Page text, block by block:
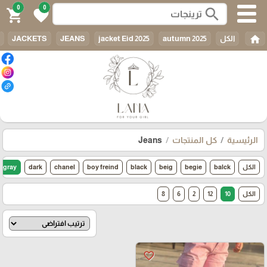
search
0
favorite
0
shopping_cart
home الكل JACKETS JEANS jacket Eid 2025 autumn 2025
الرئيسية كل المنتجات Jeans
الكل balck
begie
beig
black
boy freind
chanel
dark
gray
الكل 10
12
2
6
8
favorite_border